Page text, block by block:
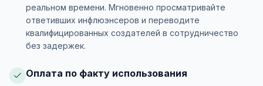
реальном времени. Мгновенно просматривайте
ответивших инфлюэнсеров и переводите
квалифицированных создателей в сотрудничество
без задержек.
Оплата по факту использования